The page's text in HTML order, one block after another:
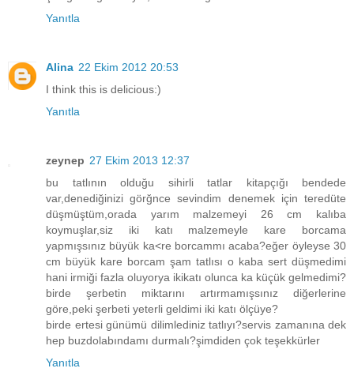
Yanıtla
Alina 22 Ekim 2012 20:53
I think this is delicious:)
Yanıtla
zeynep 27 Ekim 2013 12:37
bu tatlının olduğu sihirli tatlar kitapçığı bendede
var,denediğinizi görğnce sevindim denemek için teredüte
düşmüştüm,orada yarım malzemeyi 26 cm kalıba
koymuşlar,siz iki katı malzemeyle kare borcama
yapmışsınız büyük ka<re borcammı acaba?eğer öyleyse 30
cm büyük kare borcam şam tatlısı o kaba sert düşmedimi
hani irmiği fazla oluyorya ikikatı olunca ka küçük gelmedimi?
birde şerbetin miktarını artırmamışsınız diğerlerine
göre,peki şerbeti yeterli geldimi iki katı ölçüye?
birde ertesi günümü dilimlediniz tatlıyı?servis zamanına dek
hep buzdolabındamı durmalı?şimdiden çok teşekkürler
Yanıtla